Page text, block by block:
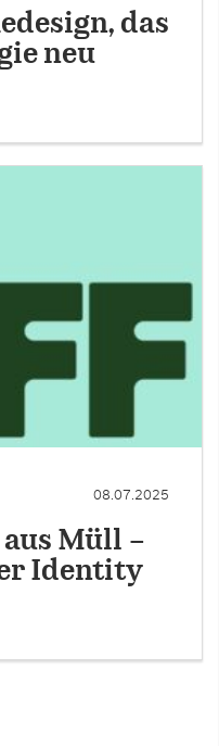
das
neu
08.07.2025
Müll –
Identity